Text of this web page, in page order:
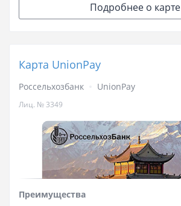
Подробнее о карте
Карта UnionPay
Россельхозбанк UnionPay
Лиц. № 3349
Преимущества